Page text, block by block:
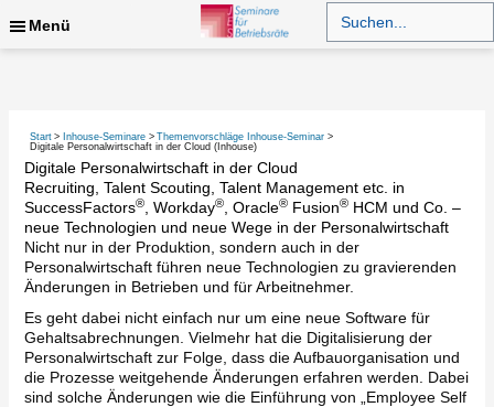
InhaltMenü
Search
for:
Start Inhouse-Seminare
Themenvorschläge Inhouse-Seminar
Digitale Personalwirtschaft in der Cloud (Inhouse)
Digitale Personalwirtschaft in der Cloud
Recruiting, Talent Scouting, Talent Management etc. in
SuccessFactors®, Workday®, Oracle®Fusion®HCM und Co. –
neue Technologien und neue Wege in der Personalwirtschaft
Nicht nur in der Produktion, sondern auch in der
Personalwirtschaft führen neue Technologien zu gravierenden
Änderungen in Betrieben und für Arbeitnehmer.
Es geht dabei nicht einfach nur um eine neue Software für
Gehaltsabrechnungen. Vielmehr hat die Digitalisierung der
Personalwirtschaft zur Folge, dass die Aufbauorganisation und
die Prozesse weitgehende Änderungen erfahren werden. Dabei
sind solche Änderungen wie die Einführung von „Employee Self